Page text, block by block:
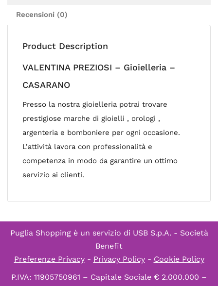
Recensioni (0)
Product Description
VALENTINA PREZIOSI – Gioielleria –
CASARANO
Presso la nostra gioielleria potrai trovare
prestigiose marche di gioielli , orologi ,
argenteria e bomboniere per ogni occasione.
L’attività lavora con professionalità e
competenza in modo da garantire un ottimo
servizio ai clienti.
Puglia Shopping è un servizio di USB S.p.A. - Società
Benefit
Preferenze Privacy- Privacy Policy- Cookie Policy
P.IVA: 11905750961 – Capitale Sociale € 2.000.000 –